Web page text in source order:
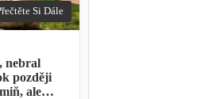
Si Dále
nebral
později
ale